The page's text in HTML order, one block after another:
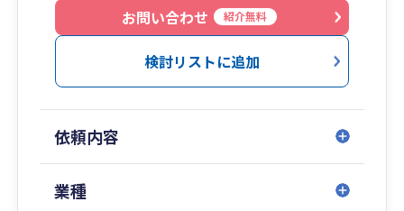
お問い合わせ
紹介無料
検討リストに追加
依頼内容
業種